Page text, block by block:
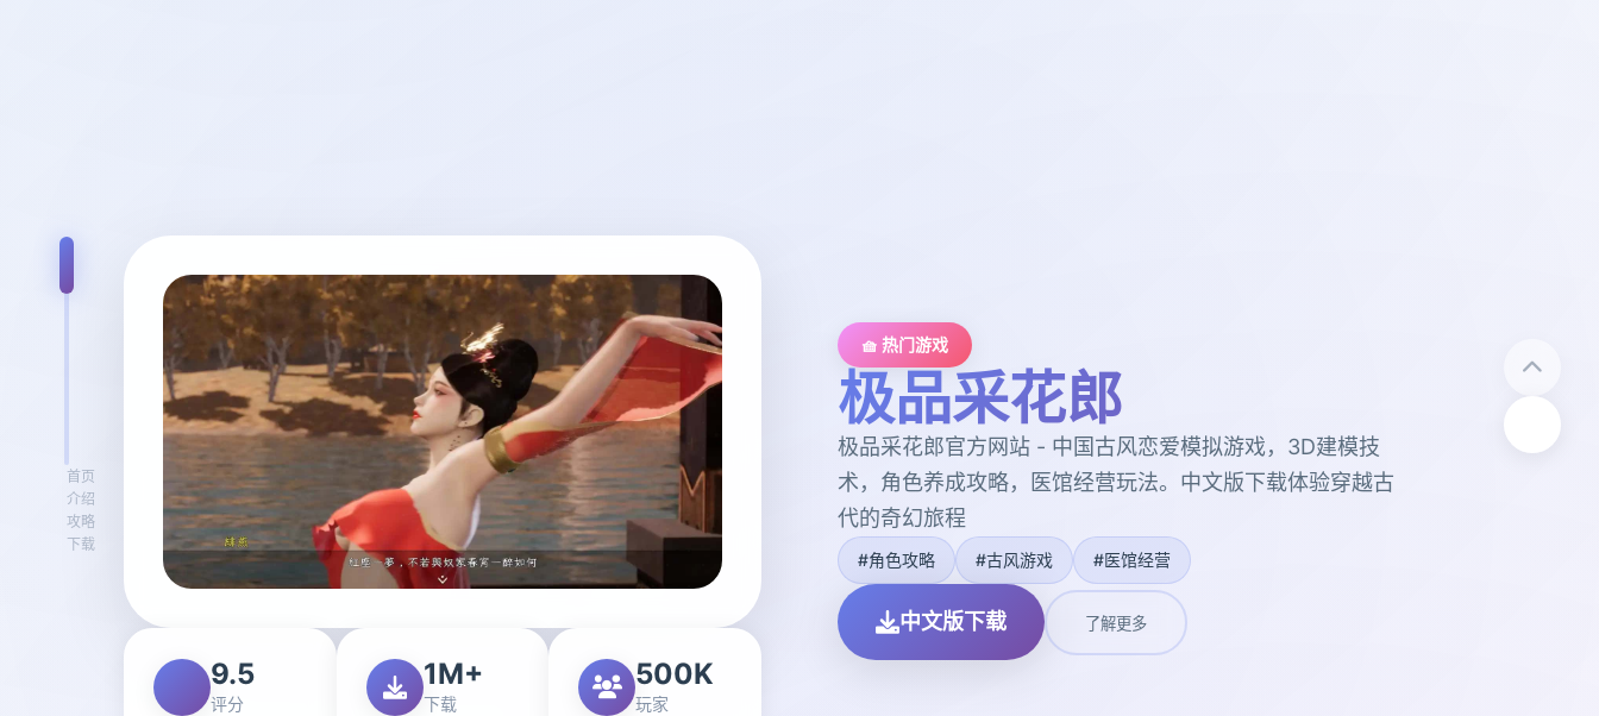
首页
介绍
攻略
下载
9.5
评分
1M+
下载
500K
玩家
🧺 热门游戏
极品采花郎
极品采花郎官方网站 - 中国古风恋爱模拟游戏，3D建模技
术，角色养成攻略，医馆经营玩法。中文版下载体验穿越古
代的奇幻旅程
#角色攻略 #古风游戏 #医馆经营
中文版下载 了解更多